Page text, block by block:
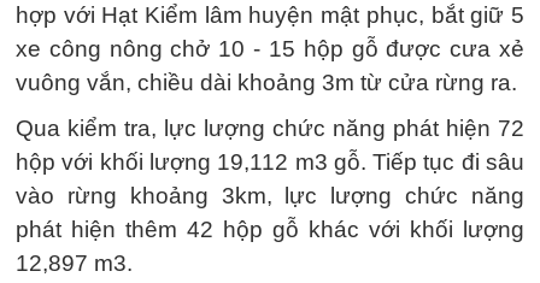
hợp với Hạt Kiểm lâm huyện mật phục, bắt giữ 5
xe công nông chở 10 - 15 hộp gỗ được cưa xẻ
vuông vắn, chiều dài khoảng 3m từ cửa rừng ra.
Qua kiểm tra, lực lượng chức năng phát hiện 72
hộp với khối lượng 19,112 m3 gỗ. Tiếp tục đi sâu
vào rừng khoảng 3km, lực lượng chức năng
phát hiện thêm 42 hộp gỗ khác với khối lượng
12,897 m3.